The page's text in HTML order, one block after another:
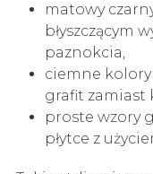
matowy
błyszczącym
paznokcia,
ciemne
grafit zamiast
proste wzory
płytce z